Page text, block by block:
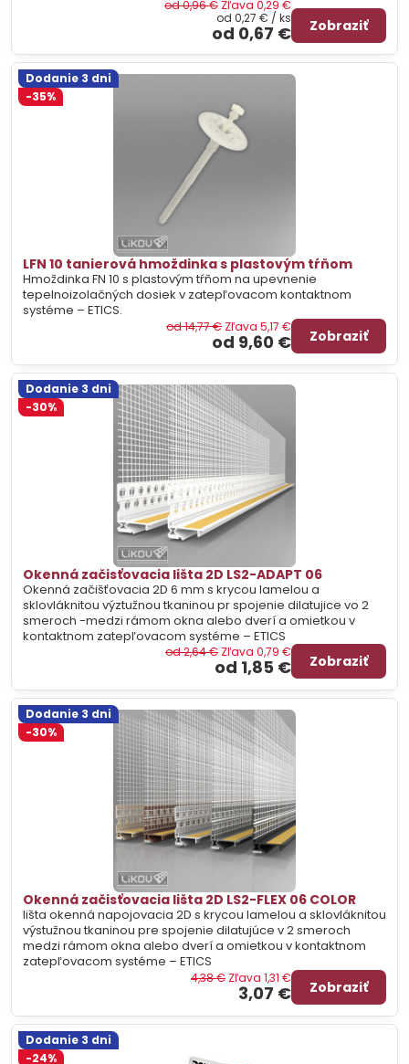
od 0,67 €
od 0,96 € Zľava 0,29 €
od 0,27 € / ks Zobraziť
LFN 10 tanierová hmoždinka s plastovým tŕňom
Dodanie 3 dni
-35%
Hmoždinka FN 10 s plastovým tŕňom na upevnenie
tepelnoizolačných dosiek v zatepľovacom kontaktnom
systéme – ETICS.
od 9,60 €
od 14,77 € Zľava 5,17 €
Zobraziť
Okenná začisťovacia lišta 2D LS2-ADAPT 06
Dodanie 3 dni
-30%
Okenná začišťovacia 2D 6 mm s krycou lamelou a
sklovláknitou výztužnou tkaninou pr spojenie dilatujice vo 2
smeroch -medzi rámom okna alebo dverí a omietkou v
kontaktnom zatepľovacom systéme – ETICS
od 1,85 €
od 2,64 € Zľava 0,79 €
Zobraziť
Okenná začisťovacia lišta 2D LS2-FLEX 06 COLOR
Dodanie 3 dni
-30%
lišta okenná napojovacia 2D s krycou lamelou a sklovláknitou
výstužnou tkaninou pre spojenie dilatujúce v 2 smeroch
medzi rámom okna alebo dverí a omietkou v kontaktnom
zatepľovacom systéme – ETICS
3,07 €
4,38 € Zľava 1,31 €
Zobraziť
Dodanie 3 dni
-24%